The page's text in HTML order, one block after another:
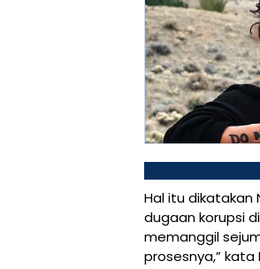
Hal itu
dugaan korupsi
memanggil
prosesnya,” kata